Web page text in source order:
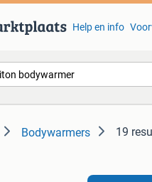
Help en info
Bodywarmers 19